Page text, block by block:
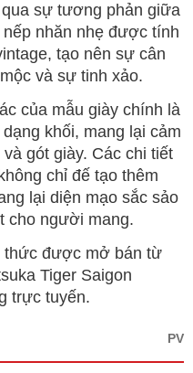
sự tương phản giữa
nhăn nhẹ được tính
tạo nên sự cân
và sự tinh xảo.
của mẫu giày chính là
khối, mang lại cảm
gót giày. Các chi tiết
chỉ đế tạo thêm
lại diện mạo sắc sảo
cho người mang.
thức được mở bán từ
Tiger Saigon
trực tuyến.
PV